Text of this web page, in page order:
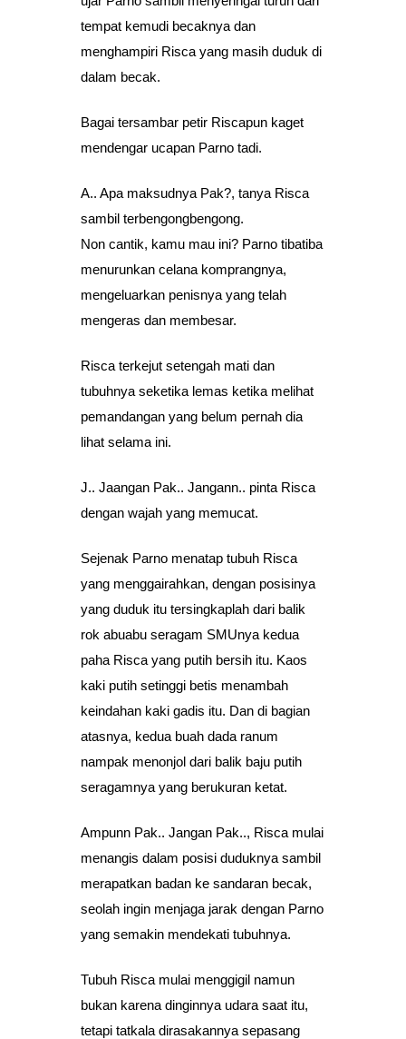
tempat kemudi becaknya dan
menghampiri Risca yang masih duduk di
dalam becak.
Bagai tersambar petir Riscapun kaget
mendengar ucapan Parno tadi.
A.. Apa maksudnya Pak?, tanya Risca
sambil terbengongbengong.
Non cantik, kamu mau ini? Parno tibatiba
menurunkan celana komprangnya,
mengeluarkan penisnya yang telah
mengeras dan membesar.
Risca terkejut setengah mati dan
tubuhnya seketika lemas ketika melihat
pemandangan yang belum pernah dia
lihat selama ini.
J.. Jaangan Pak.. Jangann.. pinta Risca
dengan wajah yang memucat.
Sejenak Parno menatap tubuh Risca
yang menggairahkan, dengan posisinya
yang duduk itu tersingkaplah dari balik
rok abuabu seragam SMUnya kedua
paha Risca yang putih bersih itu. Kaos
kaki putih setinggi betis menambah
keindahan kaki gadis itu. Dan di bagian
atasnya, kedua buah dada ranum
nampak menonjol dari balik baju putih
seragamnya yang berukuran ketat.
Ampunn Pak.. Jangan Pak.., Risca mulai
menangis dalam posisi duduknya sambil
merapatkan badan ke sandaran becak,
seolah ingin menjaga jarak dengan Parno
yang semakin mendekati tubuhnya.
Tubuh Risca mulai menggigil namun
bukan karena dinginnya udara saat itu,
tetapi tatkala dirasakannya sepasang